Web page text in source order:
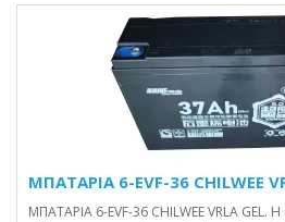
ΜΠΑΤΑΡΙΑ 6-EVF-36 CHILWEE
ΜΠΑΤΑΡΙΑ 6-EVF-36 CHILWEE VRLA GEL.